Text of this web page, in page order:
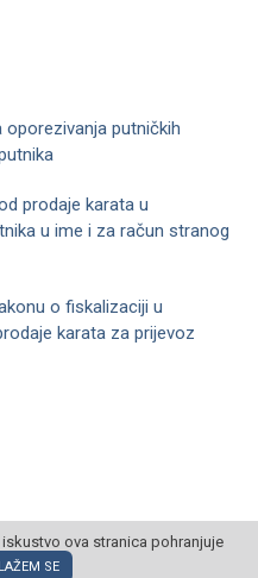
putničkih
prodaje karata u
u ime i za račun stranog
o fiskalizaciji u
karata za prijevoz
prava pridržana
ova stranica pohranjuje
SE